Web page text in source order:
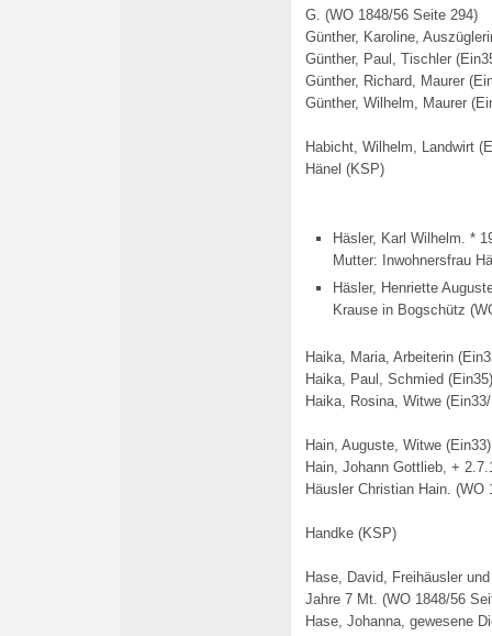
G. (WO 1848/56 Seite 294)
Günther, Karoline,
Günther, Paul, Tischler
Günther, Richard, Maurer
Günther, Wilhelm, Maurer
Habicht, Wilhelm, Landwirt
Hänel (KSP)
Häsler, Karl Wilhelm. *
Mutter: Inwohnersfrau
Häsler, Henriette
Krause in Bogschütz
Haika, Maria, Arbeiterin
Haika, Paul, Schmied (Ein35)
Haika, Rosina, Witwe (Ein33/
Hain, Auguste, Witwe (Ein33)
Hain, Johann Gottlieb, +
Häusler Christian Hain. (WO
Handke (KSP)
Hase, David, Freihäusler
Jahre 7 Mt. (WO 1848/56
Hase, Johanna, gewesene